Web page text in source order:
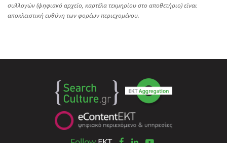
συλλογών (ψηφιακό αρχείο, καρτέλα τεκμηρίου στο αποθετήριο) είναι
αποκλειστική ευθύνη των φορέων περιεχομένου.